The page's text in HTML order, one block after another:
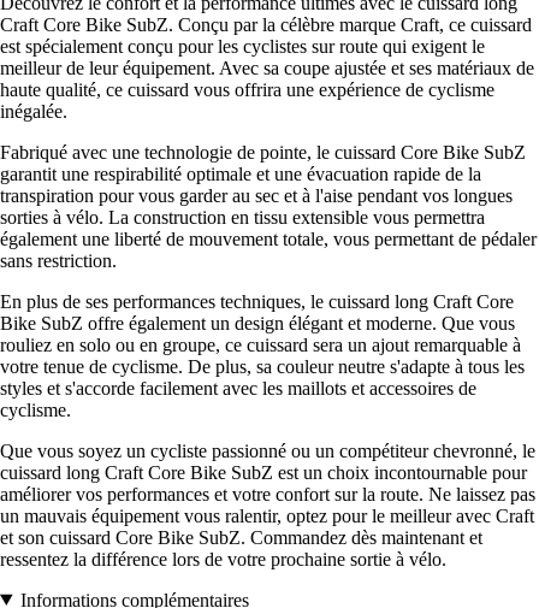
Craft Core Bike SubZ. Conçu par la célèbre marque Craft, ce cuissard
est spécialement conçu pour les cyclistes sur route qui exigent le
meilleur de leur équipement. Avec sa coupe ajustée et ses matériaux de
haute qualité, ce cuissard vous offrira une expérience de cyclisme
inégalée.
Fabriqué avec une technologie de pointe, le cuissard Core Bike SubZ
garantit une respirabilité optimale et une évacuation rapide de la
transpiration pour vous garder au sec et à l'aise pendant vos longues
sorties à vélo. La construction en tissu extensible vous permettra
également une liberté de mouvement totale, vous permettant de pédaler
sans restriction.
En plus de ses performances techniques, le cuissard long Craft Core
Bike SubZ offre également un design élégant et moderne. Que vous
rouliez en solo ou en groupe, ce cuissard sera un ajout remarquable à
votre tenue de cyclisme. De plus, sa couleur neutre s'adapte à tous les
styles et s'accorde facilement avec les maillots et accessoires de
cyclisme.
Que vous soyez un cycliste passionné ou un compétiteur chevronné, le
cuissard long Craft Core Bike SubZ est un choix incontournable pour
améliorer vos performances et votre confort sur la route. Ne laissez pas
un mauvais équipement vous ralentir, optez pour le meilleur avec Craft
et son cuissard Core Bike SubZ. Commandez dès maintenant et
ressentez la différence lors de votre prochaine sortie à vélo.
Informations complémentaires